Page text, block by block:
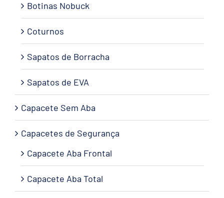
Botinas Nobuck
Coturnos
Sapatos de Borracha
Sapatos de EVA
Capacete Sem Aba
Capacetes de Segurança
Capacete Aba Frontal
Capacete Aba Total